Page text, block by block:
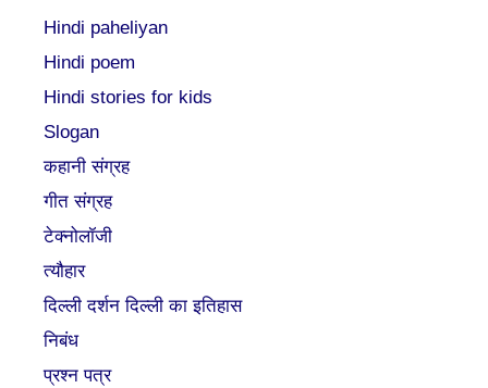
Hindi paheliyan
Hindi poem
Hindi stories for kids
Slogan
कहानी संग्रह
गीत संग्रह
टेक्नोलॉजी
त्यौहार
दिल्ली दर्शन दिल्ली का इतिहास
निबंध
प्रश्न पत्र